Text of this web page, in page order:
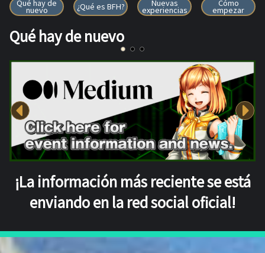
Qué hay de
nuevo ¿Qué es BFH? Nuevas
experiencias
Cómo
empezar
Qué hay de nuevo
¡La información más reciente se está
enviando en la red social oficial!